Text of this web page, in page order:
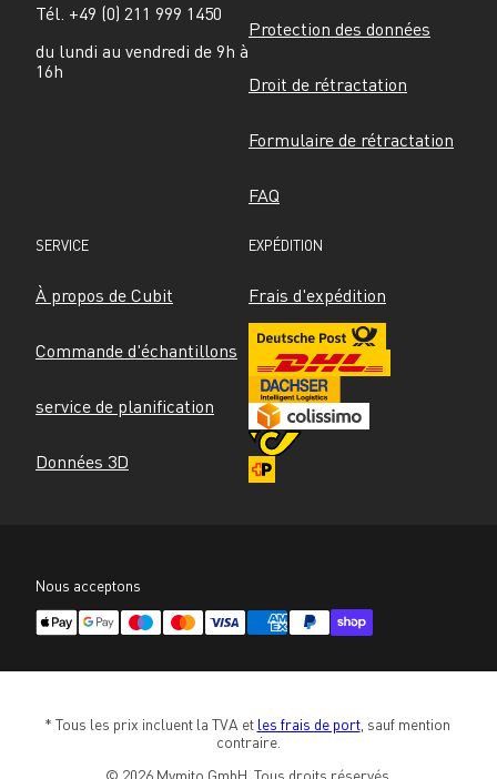
Tél. +49 (0) 211 999 1450
du lundi au vendredi de 9h à
16h
Protection des données
Droit de rétractation
Formulaire de rétractation
FAQ
SERVICE
À propos de Cubit
Commande d'échantillons
service de planification
Données 3D
EXPÉDITION
Frais d'expédition
Nous acceptons
* Tous les prix incluent la TVA et les frais de port, sauf mention
contraire.
© 2026 Mymito GmbH. Tous droits réservés.